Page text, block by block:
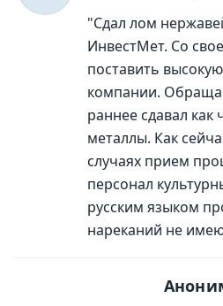
"Сдал лом
ИнвестМет. Со
поставить
компании.
раннее сдавал как
металлы. Как
случаях прием
персонал
русским языком
нареканий не